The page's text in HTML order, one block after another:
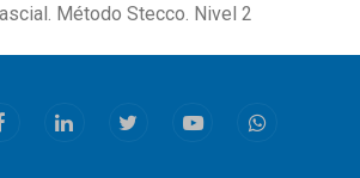
Método Stecco. Nivel 2
LinkedInTwitterYoutubeWhatsapp